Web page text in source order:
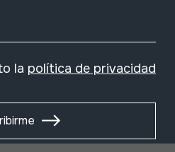
la política de privacidad